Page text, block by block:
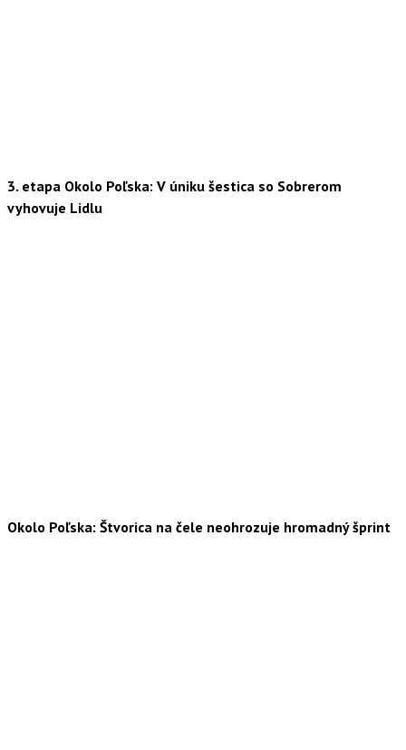
3. etapa Okolo Poľska: V úniku šestica so Sobrerom
vyhovuje Lidlu
Okolo Poľska: Štvorica na čele neohrozuje hromadný šprint